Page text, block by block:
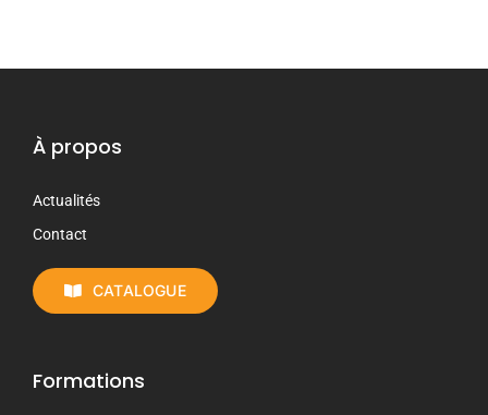
À propos
Actualités
Contact
CATALOGUE
Formations